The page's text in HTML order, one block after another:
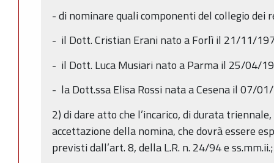
- di nominare quali componenti del collegio dei
- il Dott. Cristian Erani nato a Forlì il 21/11/
- il Dott. Luca Musiari nato a Parma il 25/04/
- la Dott.ssa Elisa Rossi nata a Cesena il 07/
2) di dare atto che l’incarico, di durata
accettazione della nomina, che dovrà essere
previsti dall’art. 8, della L.R. n. 24/94 e ss.mm.ii.;